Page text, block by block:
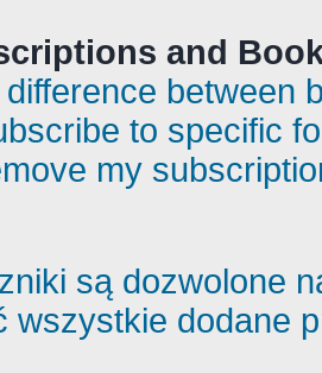
and
between
to specific
my
są dozwolone
wszystkie dodane